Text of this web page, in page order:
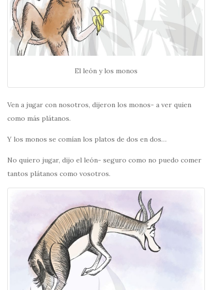
El león y los monos
Ven a jugar con nosotros, dijeron los monos- a ver quien
como más plátanos.
Y los monos se comían los platos de dos en dos…
No quiero jugar, dijo el león- seguro como no puedo comer
tantos plátanos como vosotros.